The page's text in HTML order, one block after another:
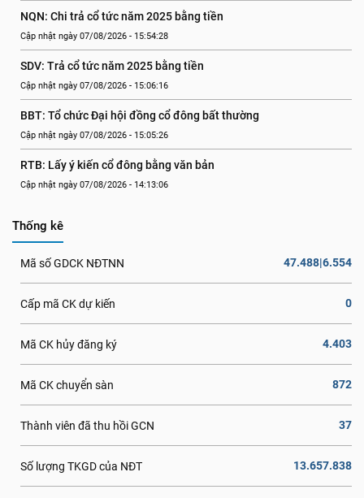
NQN: Chi trả cổ tức năm 2025 bằng tiền
Cập nhật ngày 07/08/2026 - 15:54:28
SDV: Trả cổ tức năm 2025 bằng tiền
Cập nhật ngày 07/08/2026 - 15:06:16
BBT: Tổ chức Đại hội đồng cổ đông bất thường
Cập nhật ngày 07/08/2026 - 15:05:26
RTB: Lấy ý kiến cổ đông bằng văn bản
Cập nhật ngày 07/08/2026 - 14:13:06
Thống kê
Mã số GDCK NĐTNN 47.488|6.554
Cấp mã CK dự kiến 0
Mã CK hủy đăng ký 4.403
Mã CK chuyển sàn 872
Thành viên đã thu hồi GCN 37
Số lượng TKGD của NĐT 13.657.838